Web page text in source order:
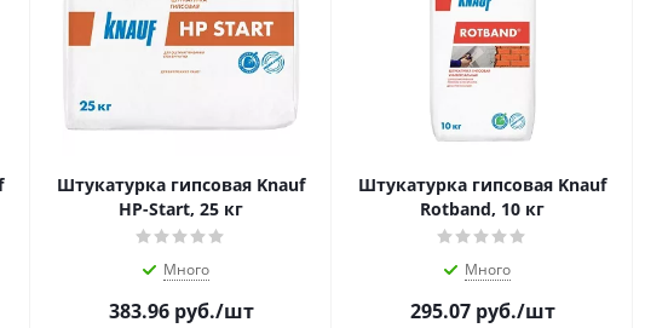
Штукатурка гипсовая Knauf
HP-Start, 25 кг
Много
383.96руб./шт
Штукатурка гипсовая Knauf
Rotband, 10 кг
Много
295.07руб./шт